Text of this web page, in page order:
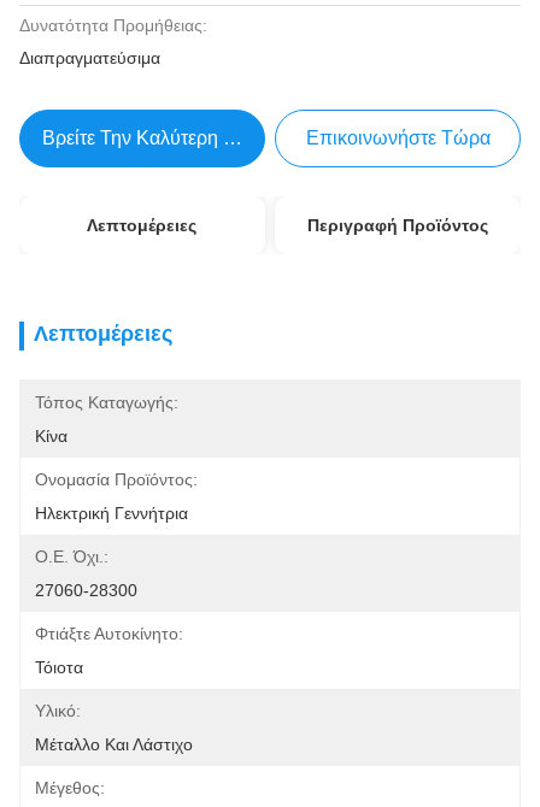
Δυνατότητα Προμήθειας:
Διαπραγματεύσιμα
Βρείτε Την Καλύτερη Τιμή Επικοινωνήστε Τώρα
Λεπτομέρειες Περιγραφή Προϊόντος
Λεπτομέρειες
Τόπος Καταγωγής:
Κίνα
Ονομασία Προϊόντος:
Ηλεκτρική Γεννήτρια
Ο.Ε. Όχι.:
27060-28300
Φτιάξτε Αυτοκίνητο:
Τόιοτα
Υλικό:
Μέταλλο Και Λάστιχο
Μέγεθος: